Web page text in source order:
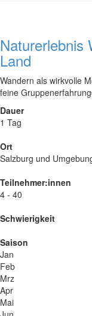
Naturerlebnis
Land
Wandern als wirkvolle
feine
Dauer
1 Tag
Ort
Salzburg und
Teilnehmer:innen
4 - 40
Schwierigkeit
Saison
Jan
Feb
Mrz
Apr
Mai